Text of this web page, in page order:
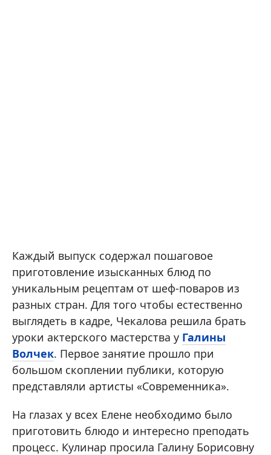
Каждый выпуск содержал пошаговое
приготовление изысканных блюд по
уникальным рецептам от шеф-поваров из
разных стран. Для того чтобы естественно
выглядеть в кадре, Чекалова решила брать
уроки актерского мастерства у Галины
Волчек. Первое занятие прошло при
большом скоплении публики, которую
представляли артисты «Современника».
На глазах у всех Елене необходимо было
приготовить блюдо и интересно преподать
процесс. Кулинар просила Галину Борисовну